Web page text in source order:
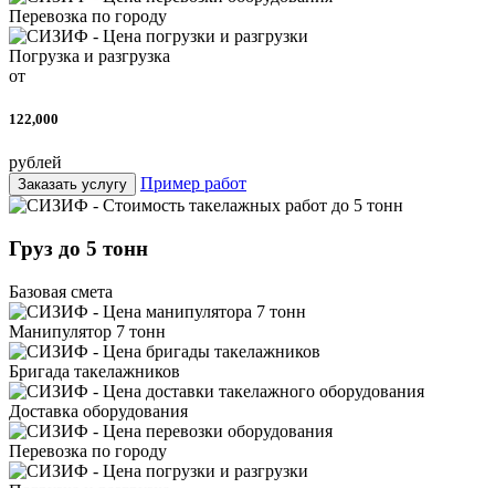
Перевозка по городу
Погрузка и разгрузка
от
122,000
рублей
Заказать услугу Пример работ
Груз до 5 тонн
Базовая смета
Манипулятор 7 тонн
Бригада такелажников
Доставка оборудования
Перевозка по городу